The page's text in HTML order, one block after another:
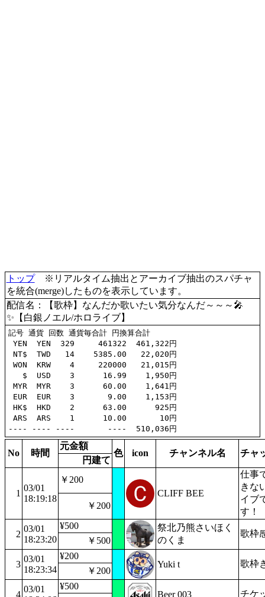
トップ※リアルタイム抽出とアーカイブ抽出のスパチャ
を統合(merge)したものを表示しています。
配信名：【歌枠】なんだか歌いたい気分なんだ～～～🎤
✨【白銀ノエル/ホロライブ】
記号 通貨 回数 通貨毎合計 円換算合計
YEN  YEN  329     461322  461,322円
NT$  TWD   14    5385.00   22,020円
WON  KRW    4     220000   21,015円
   $  USD    3      16.99    1,950円
MYR  MYR    3      60.00    1,641円
EUR  EUR    3       9.00    1,153円
HK$  HKD    2      63.00      925円
ARS  ARS    1      10.00       10円
No 時間
元金額
色 icon チャンネル名 チャ
円建て
1
03/01
18:19:18
￥200
CLIFF BEE
仕事
きな
イブ
す！
￥200
2
03/01
18:23:20
¥500
祭北乃熊さいほく
のくま
歌枠
￥500
3
03/01
18:23:34
¥200
Yuki t
歌枠
￥200
4
03/01
¥500
Beer 003
チケ